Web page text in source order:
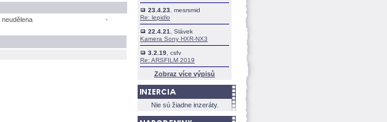
neudělena -
23.4.23 , mesrsmid
Re: lepidlo
22.4.21
, Slávek
Kamera Sony HXR-NX3
3.2.19 , csfv
Re: ARSFILM 2019
Zobraz více výpisů
Nie sú žiadne inzeráty.